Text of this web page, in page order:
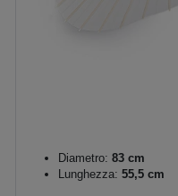
Diametro: 83 cm
Lunghezza: 55,5 cm